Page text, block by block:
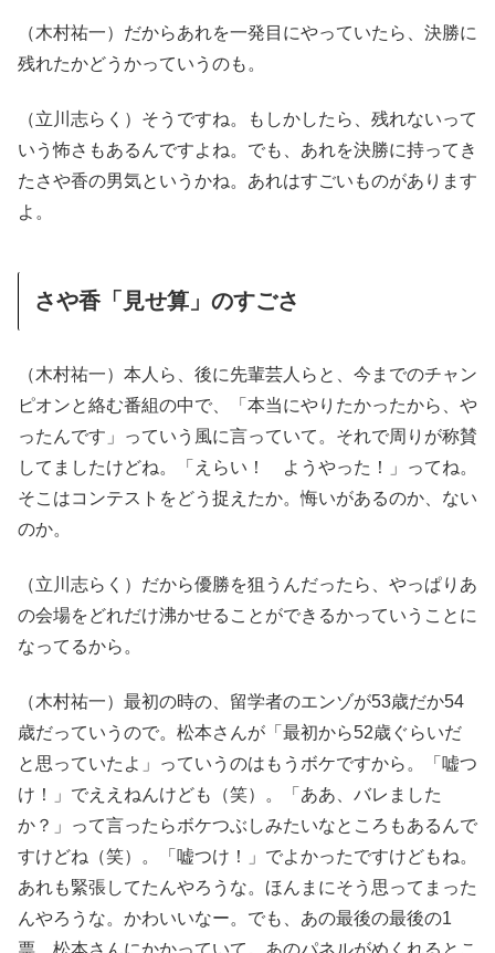
（木村祐一）だからあれを一発目にやっていたら、決勝に
残れたかどうかっていうのも。
（立川志らく）そうですね。もしかしたら、残れないって
いう怖さもあるんですよね。でも、あれを決勝に持ってき
たさや香の男気というかね。あれはすごいものがあります
よ。
さや香「見せ算」のすごさ
（木村祐一）本人ら、後に先輩芸人らと、今までのチャン
ピオンと絡む番組の中で、「本当にやりたかったから、や
ったんです」っていう風に言っていて。それで周りが称賛
してましたけどね。「えらい！ ようやった！」ってね。
そこはコンテストをどう捉えたか。悔いがあるのか、ない
のか。
（立川志らく）だから優勝を狙うんだったら、やっぱりあ
の会場をどれだけ沸かせることができるかっていうことに
なってるから。
（木村祐一）最初の時の、留学者のエンゾが53歳だか54
歳だっていうので。松本さんが「最初から52歳ぐらいだ
と思っていたよ」っていうのはもうボケですから。「嘘つ
け！」でええねんけども（笑）。「ああ、バレました
か？」って言ったらボケつぶしみたいなところもあるんで
すけどね（笑）。「嘘つけ！」でよかったですけどもね。
あれも緊張してたんやろうな。ほんまにそう思ってまった
んやろうな。かわいいなー。でも、あの最後の最後の1